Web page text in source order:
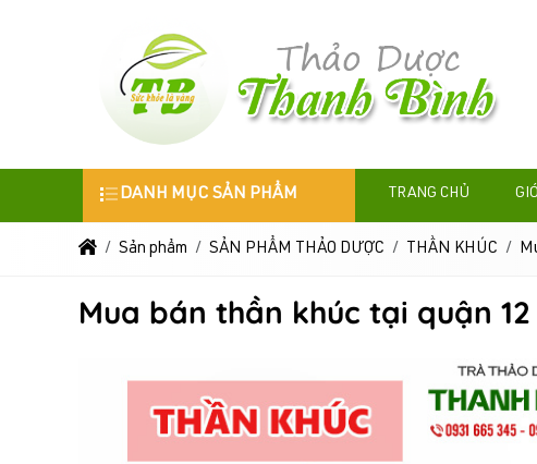
DANH MỤC SẢN PHẨM TRANG CHỦ
Sản phẩm SẢN PHẨM THẢO DƯỢC THẦN KHÚC
Mua bán thần khúc tại quận